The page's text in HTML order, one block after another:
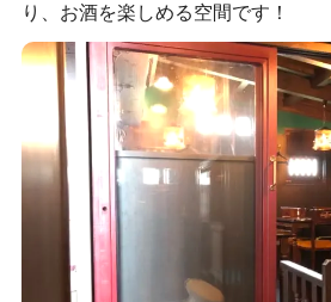
り、お酒を楽しめる空間です！